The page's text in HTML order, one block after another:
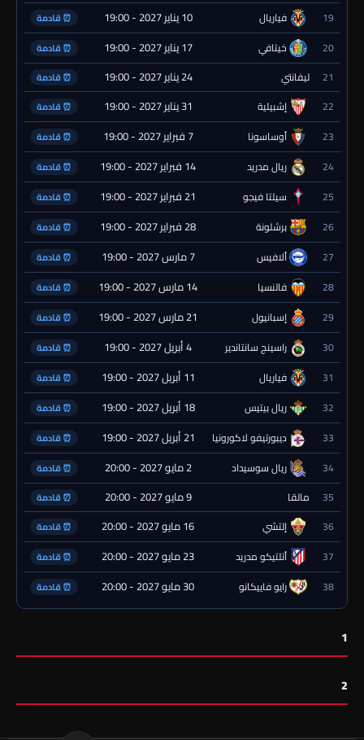
19 فياريال 10 يناير 2027 - 19:00 ⏰ قادمة
20 خيتافي 17 يناير 2027 - 19:00 ⏰ قادمة
21 ليفانتي 24 يناير 2027 - 19:00 ⏰ قادمة
22 إشبيلية 31 يناير 2027 - 19:00 ⏰ قادمة
23 أوساسونا 7 فبراير 2027 - 19:00 ⏰ قادمة
24 ريال مدريد 14 فبراير 2027 - 19:00 ⏰ قادمة
25 سيلتا فيجو 21 فبراير 2027 - 19:00 ⏰ قادمة
26 برشلونة 28 فبراير 2027 - 19:00 ⏰ قادمة
27 ألافيس 7 مارس 2027 - 19:00 ⏰ قادمة
28 فالنسيا 14 مارس 2027 - 19:00 ⏰ قادمة
29 إسبانيول 21 مارس 2027 - 19:00 ⏰ قادمة
30 راسينج سانتاندير 4 أبريل 2027 - 19:00 ⏰ قادمة
31 فياريال 11 أبريل 2027 - 19:00 ⏰ قادمة
32 ريال بيتيس 18 أبريل 2027 - 19:00 ⏰ قادمة
33 ديبورتيفو لاكورونيا 21 أبريل 2027 - 19:00 ⏰ قادمة
34 ريال سوسيداد 2 مايو 2027 - 20:00 ⏰ قادمة
35 مالقا 9 مايو 2027 - 20:00 ⏰ قادمة
36 إلتشي 16 مايو 2027 - 20:00 ⏰ قادمة
37 أتلتيكو مدريد 23 مايو 2027 - 20:00 ⏰ قادمة
38 رايو فاييكانو 30 مايو 2027 - 20:00 ⏰ قادمة
1
2